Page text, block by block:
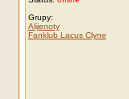
Grupy:
Alijenoty
Fanklub Lacus Clyne